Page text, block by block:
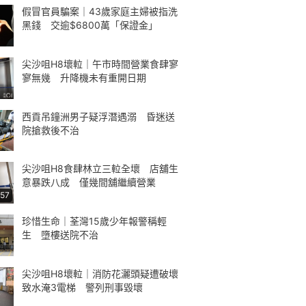
假冒官員騙案｜43歲家庭主婦被指洗
黑錢 交逾$6800萬「保證金」
尖沙咀H8壞𨋢｜午市時間營業食肆寥
寥無幾 升降機未有重開日期
西貢吊鐘洲男子疑浮潛遇溺 昏迷送
院搶救後不治
尖沙咀H8食肆林立三𨋢全壞 店舖生
意暴跌八成 僅幾間舖繼續營業
珍惜生命｜荃灣15歲少年報警稱輕
生 墮樓送院不治
尖沙咀H8壞𨋢｜消防花灑頭疑遭破壞
致水淹3電梯 警列刑事毀壞